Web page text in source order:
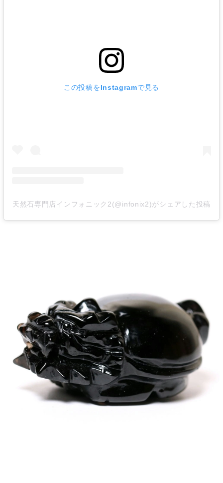
この投稿をInstagramで見る
天然石専門店インフォニック2(@infonix2)がシェアした投稿